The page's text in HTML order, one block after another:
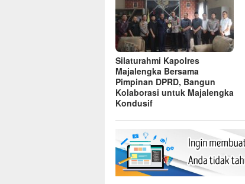
Silaturahmi Kapolres
Majalengka Bersama
Pimpinan DPRD, Bangun
Kolaborasi untuk Majalengka
Kondusif